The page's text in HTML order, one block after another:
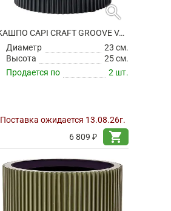
search
КАШПО CAPI CRAFT GROOVE VASE CYLINDER GRAPHITE GREY
Диаметр
23 см.
Высота
25 см.
Продается по
2 шт.
Поставка ожидается 13.08.26г.
6 809 ₽
shopping_cart